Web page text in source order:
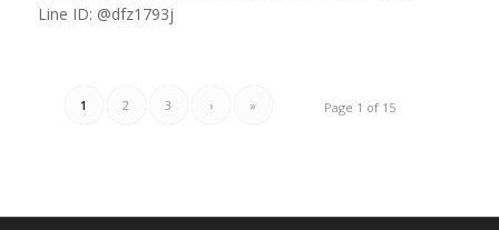
Line ID: @dfz1793j
Page 1 of 15
1 2 3 › »